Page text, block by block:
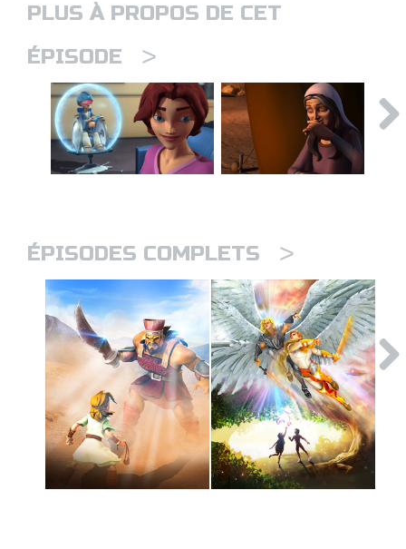
PLUS À PROPOS DE CET
ÉPISODE
>
ÉPISODES COMPLETS >